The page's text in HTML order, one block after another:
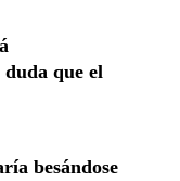
que el
besándose